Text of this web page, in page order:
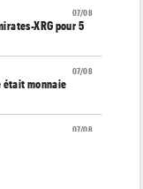
07/08
XRG pour 5
07/08
était monnaie
07/08